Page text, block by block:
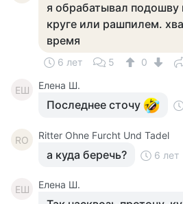
я обрабатывал
круге или рашпилем.
время
6 лет 5 0
ЕШ Елена Ш.
Последнее сточу
RO Ritter Ohne Furcht Und Tadel
а куда беречь? 6 лет
ЕШ Елена Ш.